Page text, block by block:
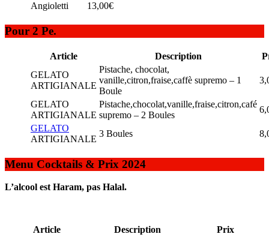
Angioletti
13,00€
Pour 2 Pe.
Article Description
GELATO
ARTIGIANALE
Pistache, chocolat,
vanille,citron,fraise,caffè supremo – 1
Boule
GELATO
ARTIGIANALE
Pistache,chocolat,vanille,fraise,citron,café
supremo – 2 Boules
GELATO
ARTIGIANALE
3 Boules
Menu Cocktails & Prix 2024
L’alcool est Haram, pas Halal.
Article Description
Prix